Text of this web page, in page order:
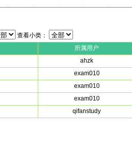
查看小类：
所属用户
ahzk
exam010
exam010
exam010
qifanstudy